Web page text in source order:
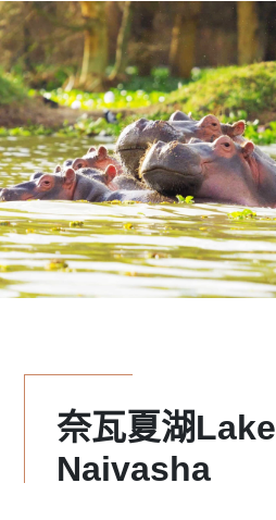
奈瓦夏湖Lake
Naivasha